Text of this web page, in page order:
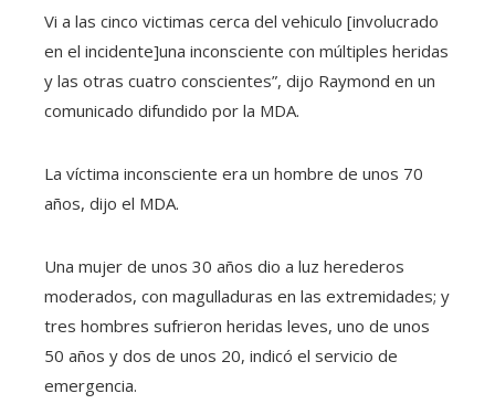
Vi a las cinco victimas cerca del vehiculo [involucrado
en el incidente]una inconsciente con múltiples heridas
y las otras cuatro conscientes”, dijo Raymond en un
comunicado difundido por la MDA.
La víctima inconsciente era un hombre de unos 70
años, dijo el MDA.
Una mujer de unos 30 años dio a luz herederos
moderados, con magulladuras en las extremidades; y
tres hombres sufrieron heridas leves, uno de unos
50 años y dos de unos 20, indicó el servicio de
emergencia.